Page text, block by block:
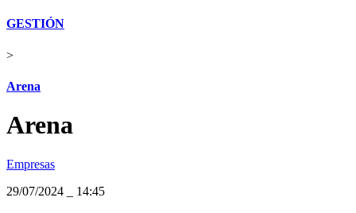
GESTIÓN
>
Arena
Arena
Empresas
29/07/2024
14:45